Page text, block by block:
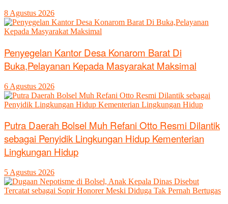
8 Agustus 2026
Penyegelan Kantor Desa Konarom Barat Di
Buka,Pelayanan Kepada Masyarakat Maksimal
6 Agustus 2026
Putra Daerah Bolsel Muh Refani Otto Resmi Dilantik
sebagai Penyidik Lingkungan Hidup Kementerian
Lingkungan Hidup
5 Agustus 2026